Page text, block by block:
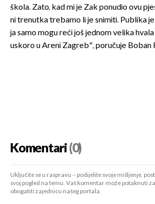
škola. Zato, kad mi je Zak ponudio ovu
ni trenutka trebamo li je snimiti. Publika
ja samo mogu reći još jednom velika
uskoro u Areni Zagreb", poručuje Boban
Komentari(0)
Uključite se u raspravu – podijelite svoje mišljenje,
svoj pogled na temu. Vaš komentar može potaknuti
obogatiti zajednicu našeg portala.